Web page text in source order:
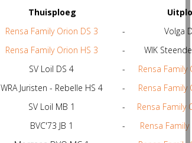
Thuisploeg
Rensa Family Orion DS 3 -
Volga
Rensa Family Orion HS 3 -
WIK
SV Loil DS 4 -
Rensa Family
WRA Juristen - Rebelle HS 4 -
Rensa Family
SV Loil MB 1 -
Rensa Family
BVC'73 JB 1 -
Rensa Family